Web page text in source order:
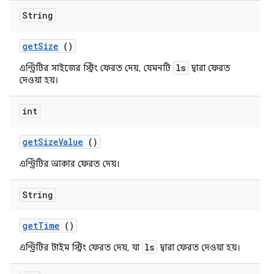
String
getSize ()
এন্ট্রিটির সাইজের স্ট্রিং ফেরত দেয়, যেমনটি ls দ্বারা ফেরত
দেওয়া হয়।
int
getSizeValue ()
এন্ট্রিটির আকার ফেরত দেয়।
String
getTime ()
এন্ট্রিটির টাইম স্ট্রিং ফেরত দেয়, যা ls দ্বারা ফেরত দেওয়া হয়।